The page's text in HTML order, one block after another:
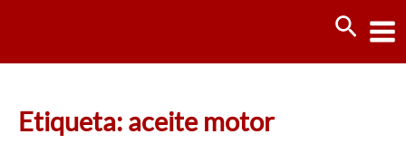
Etiqueta: aceite motor